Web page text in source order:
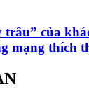
trâu” của
mạng thích